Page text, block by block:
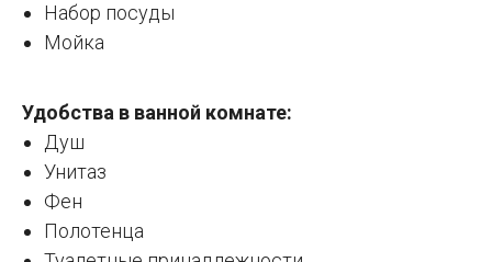
Набор посуды
Мойка
Удобства в ванной комнате:
Душ
Унитаз
Фен
Полотенца